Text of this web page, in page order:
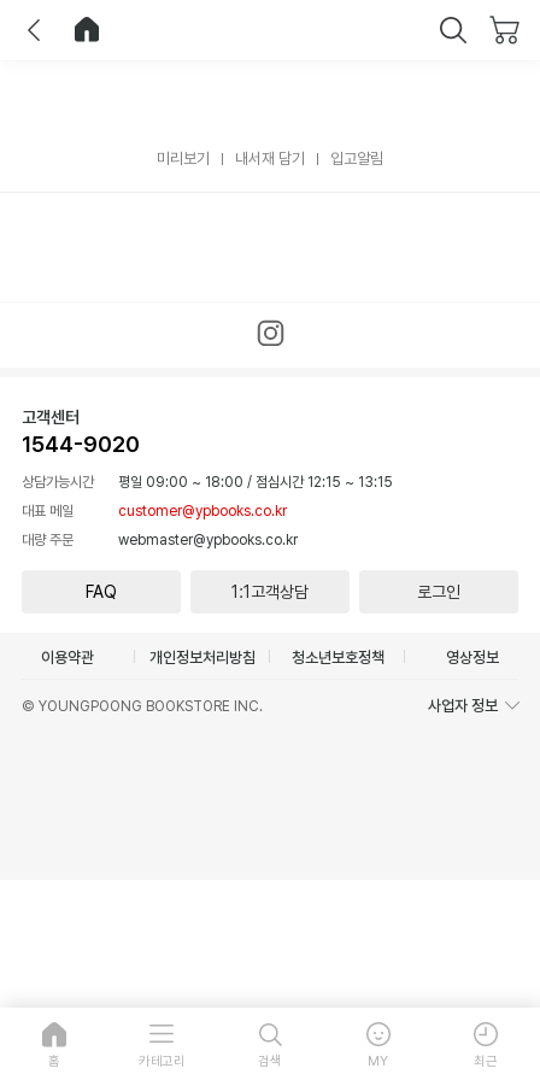
미리보기 내서재 담기 입고알림
고객센터
1544-9020
상담가능시간 평일 09:00 ~ 18:00 / 점심시간 12:15 ~ 13:15
대표 메일
customer@ypbooks.co.kr
대량 주문
webmaster@ypbooks.co.kr
FAQ 1:1고객상담 로그인
이용약관 개인정보처리방침 청소년보호정책 영상정보
© YOUNGPOONG BOOKSTORE INC. 사업자 정보
홈 카테고리 검색 MY 최근